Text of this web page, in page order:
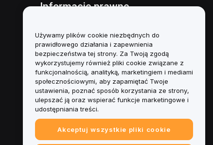
Informacje prawne
interesów
Podsumowanie polityki
powiernictwa i zarządzania
Informacje ESG
Biuletyny informacyjne
kryptoaktywów
Używamy plików cookie niezbędnych do
prawidłowego działania i zapewnienia
bezpieczeństwa tej strony. Za Twoją zgodą
wykorzystujemy również pliki cookie związane z
funkcjonalnością, analityką, marketingiem i mediami
społecznościowymi, aby zapamiętać Twoje
ustawienia, poznać sposób korzystania ze strony,
ulepszać ją oraz wspierać funkcje marketingowe i
udostępniania treści.
Akceptuj wszystkie pliki cookie